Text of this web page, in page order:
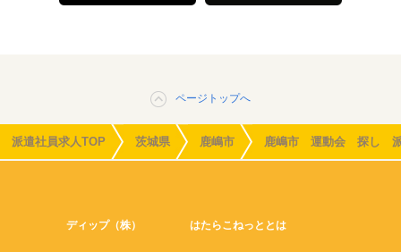
ページトップへ
派遣社員求人TOP 茨城県 鹿嶋市 鹿嶋市 運動会 探し 派
ディップ（株） はたらこねっととは